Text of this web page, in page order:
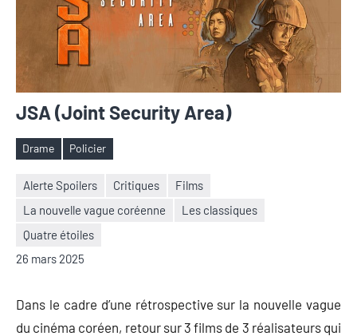
JSA (Joint Security Area)
Étiquettes
Drame Policier
Alerte Spoilers Critiques
Films
La nouvelle vague coréenne
Les classiques
Quatre étoiles
26 mars 2025
Nicolas
Auger
Aucun
commentaire
Dans le cadre d’une rétrospective sur la nouvelle vague
du cinéma coréen, retour sur 3 films de 3 réalisateurs qui